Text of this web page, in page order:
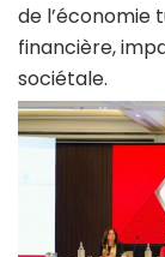
de l’économie
financière,
sociétale.